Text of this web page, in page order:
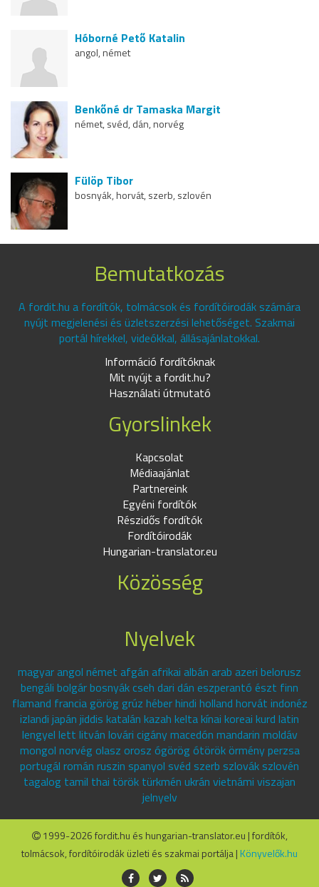
Hóborné Pető Katalin
angol, német
Benkőné dr Tamaska Margit
német, svéd, dán, norvég
Fülöp Tibor
bosnyák, horvát, szerb, szlovén
Bemutatkozás
A fordit.hu a fordítók, tolmácsok és fordítóirodák számára
nyújt megjelenési és üzletszerzési lehetőséget. Szakmai
portál hírekkel, videókkal, állásajánlatokkal.
Információ fordítóknak
Mit nyújt a fordit.hu?
Használati útmutató
Gyorslinkek
Kapcsolat
Médiaajánlat
Partnereink
Egyéni fordítók
Részidős fordítók
Fordítóirodák
Hungarian-translator.eu
Közösség
Nyelvek
magyar angol német afgán afrikai albán arab azeri belorusz
bengáli bolgár bosnyák cseh dari dán eszperantó észt finn
flamand francia görög grúz héber hindi holland horvát indonéz
izlandi japán jiddis katalán kazah kelta kínai koreai kurd latin
lengyel lett litván lovári cigány macedón mandarin moldáv
mongol norvég olasz orosz ógörög ótörök örmény perzsa
portugál román ruszin spanyol svéd szerb szlovák szlovén
tagalog tamil thai török türkmén ukrán vietnámi viszajan
jelnyelv
1999-2026 fordit.hu és hungarian-translator.eu | fordítók,
tolmácsok, fordítóirodák üzleti és szakmai portálja | Könyvelők.hu